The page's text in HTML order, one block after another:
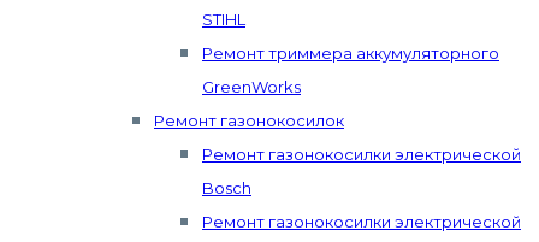
STIHL
Ремонт триммера аккумуляторного
GreenWorks
Ремонт газонокосилок
Ремонт газонокосилки электрической
Bosch
Ремонт газонокосилки электрической